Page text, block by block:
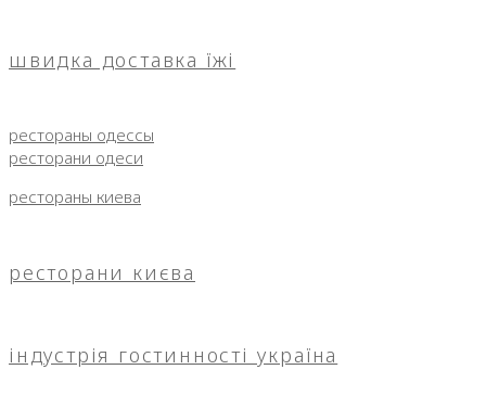
швидка доставка їжі
рестораны одессы
ресторани одеси
рестораны киева
ресторани києва
індустрія гостинності україна